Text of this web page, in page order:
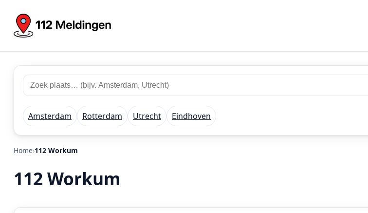
Zoek
112
meldingen
Zoek
plaats
regio
Amsterdam Rotterdam Utrecht Eindhoven
Home 112 Workum
112 Workum